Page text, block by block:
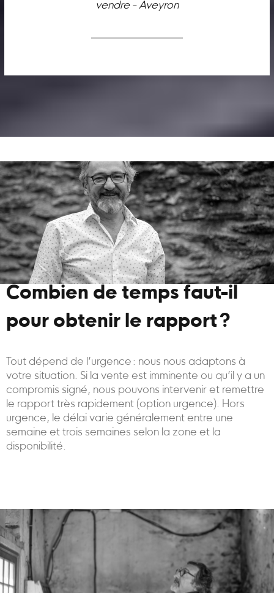
vendre - Aveyron
Combien de temps faut-il
pour obtenir le rapport ?
Tout dépend de l’urgence : nous nous adaptons à
votre situation. Si la vente est imminente ou qu’il y a un
compromis signé, nous pouvons intervenir et remettre
le rapport très rapidement (option urgence). Hors
urgence, le délai varie généralement entre une
semaine et trois semaines selon la zone et la
disponibilité.